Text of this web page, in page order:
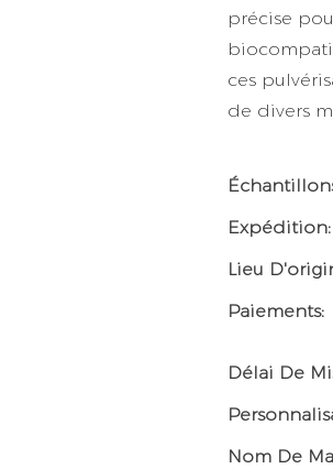
précise
ces
de divers
Expédition:
Lieu
Paiements:
Délai De
Nom De